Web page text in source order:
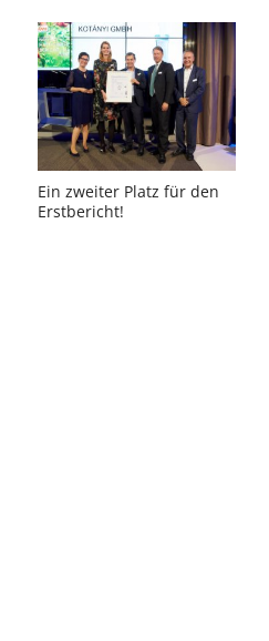
Ein zweiter Platz für den
Erstbericht!